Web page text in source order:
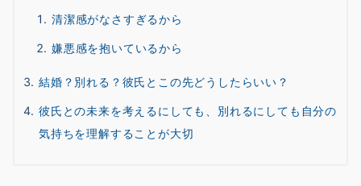
清潔感がなさすぎるから
嫌悪感を抱いているから
結婚？別れる？彼氏とこの先どうしたらいい？
彼氏との未来を考えるにしても、別れるにしても自分の
気持ちを理解することが大切